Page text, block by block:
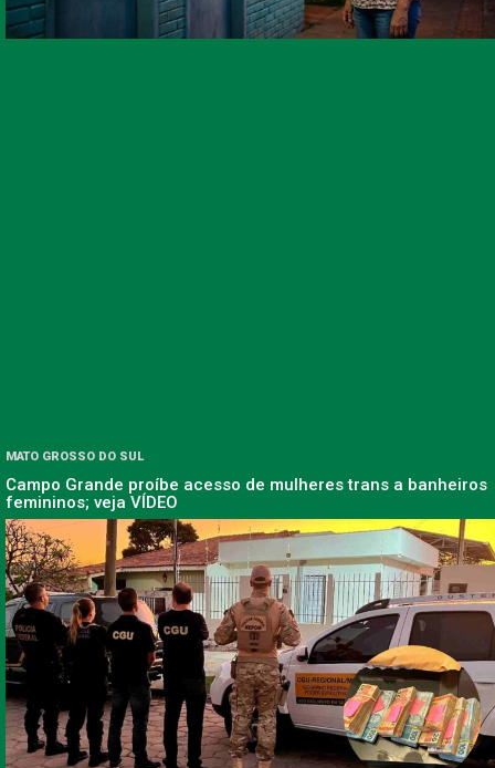
MATO GROSSO DO SUL
Campo Grande proíbe acesso de mulheres trans a banheiros
femininos; veja VÍDEO